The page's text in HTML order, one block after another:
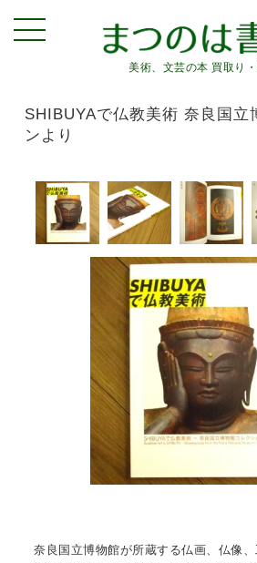
美術、文芸の本 買取り
SHIBUYAで仏教美術 奈良国立
ンより
奈良国立博物館が所蔵する仏画、仏像